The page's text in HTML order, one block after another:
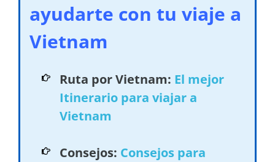
ayudarte con tu viaje a
Vietnam
Ruta por Vietnam: El mejor
Itinerario para viajar a
Vietnam
Consejos: Consejos para